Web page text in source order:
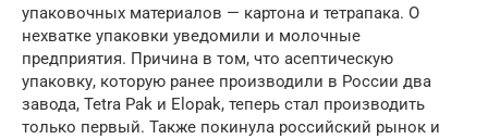
упаковочных материалов — картона и тетрапака. О
нехватке упаковки уведомили и молочные
предприятия. Причина в том, что асептическую
упаковку, которую ранее производили в России два
завода, Tetra Pak и Elopak, теперь стал производить
только первый. Также покинула российский рынок и